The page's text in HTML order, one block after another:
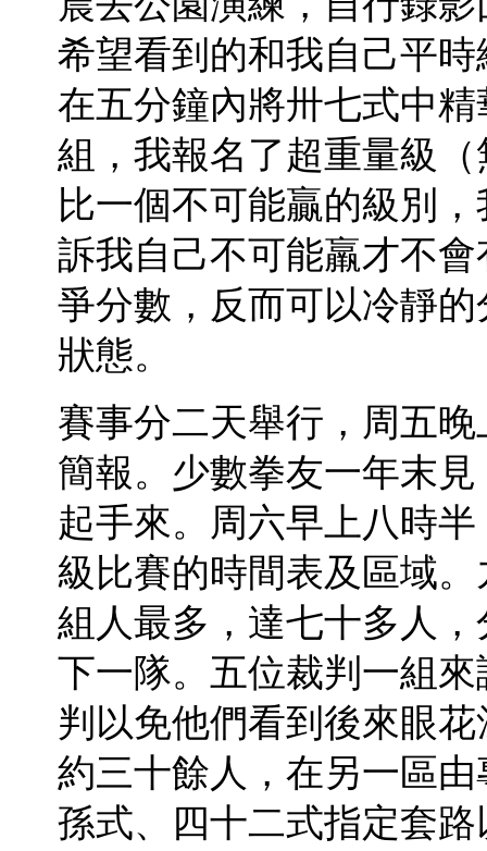
希望看到的和我自己平
在五分鐘內將卅七式中
組，我報名了超重量級
比一個不可能贏的級別
訴我自己不可能羸才不
爭分數，反而可以冷靜
狀態。
賽事分二天舉行，周五
簡報。少數拳友一年末
起手來。周六早上八時
級比賽的時間表及區域
組人最多，達七十多人
下一隊。五位裁判一組
判以免他們看到後來眼
約三十餘人，在另一區
孫式、四十二式指定套